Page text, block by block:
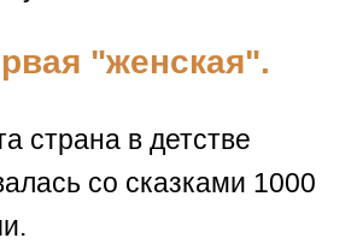
"женская".
страна в детстве
со сказками 1000